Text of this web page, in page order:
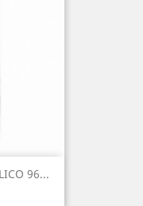
96...